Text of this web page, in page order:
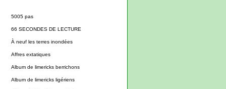
5005 pas
66 SECONDES DE LECTURE
À neuf les terres inondées
Affres extatiques
Album de limericks berrichons
Album de limericks ligériens